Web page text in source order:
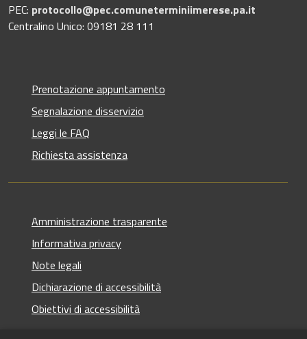
PEC: protocollo@pec.comuneterminiimerese.pa.it
Centralino Unico: 09181 28 111
Prenotazione appuntamento
Segnalazione disservizio
Leggi le FAQ
Richiesta assistenza
Amministrazione trasparente
Informativa privacy
Note legali
Dichiarazione di accessibilità
Obiettivi di accessibilità